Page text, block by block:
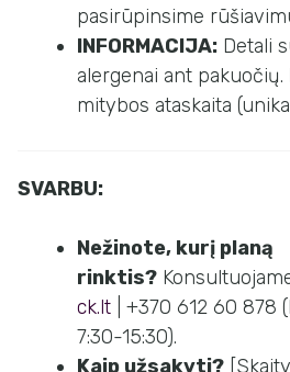
pasirūpinsime
INFORMACIJA: Detali
alergenai ant pakuočių.
mitybos ataskaita
SVARBU:
Nežinote, kurį planą
rinktis?
ck.lt | +370 612 60 878
7:30-15:30).
Kaip užsakyti?